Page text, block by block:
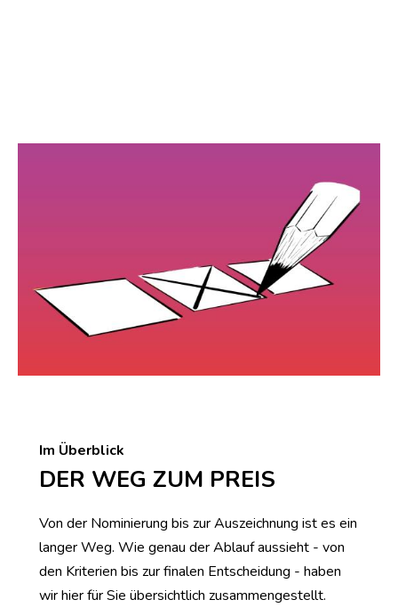
Im Überblick
DER WEG ZUM PREIS
Von der Nominierung bis zur Auszeichnung ist es ein
langer Weg. Wie genau der Ablauf aussieht - von
den Kriterien bis zur finalen Entscheidung - haben
wir hier für Sie übersichtlich zusammengestellt.